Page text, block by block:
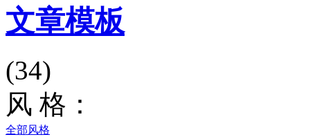
文章模板
(34)
风 格：
全部风格